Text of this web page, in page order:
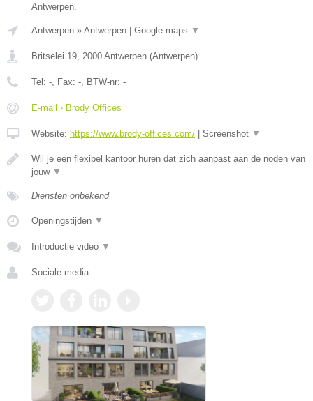
Antwerpen.
Antwerpen » Antwerpen Google maps ▼
Britselei 19, 2000 Antwerpen (Antwerpen)
Tel: -, Fax: -, BTW-nr: -
E-mail › Brody Offices
Website: https://www.brody-offices.com/ Screenshot ▼
Wil je een flexibel kantoor huren dat zich aanpast aan de noden van
jouw ▼
Diensten onbekend
Openingstijden ▼
Introductie video ▼
Sociale media: